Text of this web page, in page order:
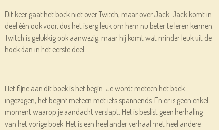
Dit keer gaat het boek niet over Twitch, maar over Jack. Jack komt in
deel één ook voor, dus het is erg leuk om hem nu beter te leren kennen.
Twitch is gelukkig ook aanwezig, maar hij komt wat minder leuk uit de
hoek dan in het eerste deel.
Het fijne aan dit boek is het begin. Je wordt meteen het boek
ingezogen; het begint meteen met iets spannends. En er is geen enkel
moment waarop je aandacht verslapt. Het is beslist geen herhaling
van het vorige boek. Het is een heel ander verhaal met heel andere